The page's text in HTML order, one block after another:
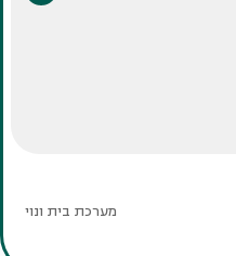
מערכת בית ונוי